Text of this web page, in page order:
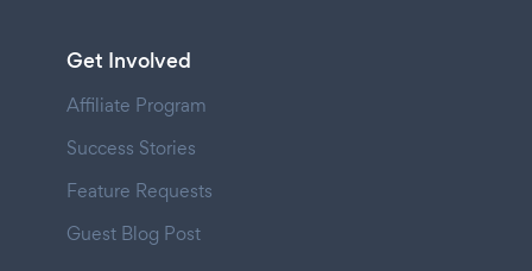
Get Involved
Affiliate Program
Success Stories
Feature Requests
Guest Blog Post